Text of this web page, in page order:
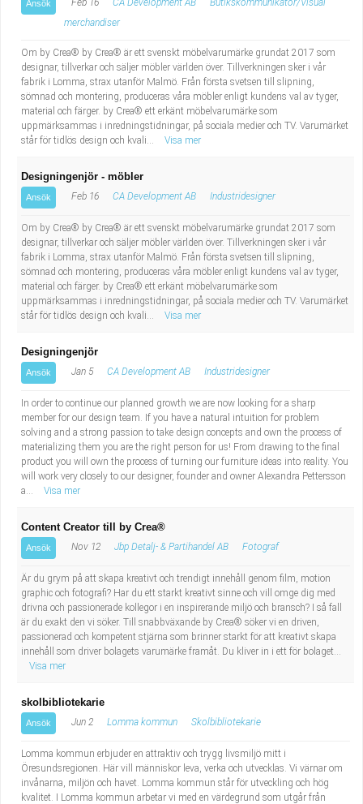
Ansök Feb 16 CA Development AB
Butikskommunikatör/Visual
merchandiser
Om by Crea® by Crea® är ett svenskt möbelvarumärke grundat 2017 som
designar, tillverkar och säljer möbler världen över. Tillverkningen sker i vår
fabrik i Lomma, strax utanför Malmö. Från första svetsen till slipning,
sömnad och montering, produceras våra möbler enligt kundens val av tyger,
material och färger. by Crea® ett erkänt möbelvarumärke som
uppmärksammas i inredningstidningar, på sociala medier och TV. Varumärket
står för tidlös design och kvali...
Visa mer
Designingenjör - möbler
Ansök Feb 16 CA Development AB Industridesigner
Om by Crea® by Crea® är ett svenskt möbelvarumärke grundat 2017 som
designar, tillverkar och säljer möbler världen över. Tillverkningen sker i vår
fabrik i Lomma, strax utanför Malmö. Från första svetsen till slipning,
sömnad och montering, produceras våra möbler enligt kundens val av tyger,
material och färger. by Crea® ett erkänt möbelvarumärke som
uppmärksammas i inredningstidningar, på sociala medier och TV. Varumärket
står för tidlös design och kvali...
Visa mer
Designingenjör
Ansök Jan 5 CA Development AB Industridesigner
In order to continue our planned growth we are now looking for a sharp
member for our design team. If you have a natural intuition for problem
solving and a strong passion to take design concepts and own the process of
materializing them you are the right person for us! From drawing to the final
product you will own the process of turning our furniture ideas into reality. You
will work very closely to our designer, founder and owner Alexandra Pettersson
a...
Visa mer
Content Creator till by Crea®
Ansök Nov 12 Jbp Detalj- & Partihandel AB Fotograf
Är du grym på att skapa kreativt och trendigt innehåll genom film, motion
graphic och fotografi? Har du ett starkt kreativt sinne och vill omge dig med
drivna och passionerade kollegor i en inspirerande miljö och bransch? I så fall
är du exakt den vi söker. Till snabbväxande by Crea® söker vi en driven,
passionerad och kompetent stjärna som brinner starkt för att kreativt skapa
innehåll som driver bolagets varumärke framåt. Du kliver in i ett för bolaget...
Visa mer
skolbibliotekarie
Ansök Jun 2 Lomma kommun Skolbibliotekarie
Lomma kommun erbjuder en attraktiv och trygg livsmiljö mitt i
Öresundsregionen. Här vill människor leva, verka och utvecklas. Vi värnar om
invånarna, miljön och havet. Lomma kommun står för utveckling och hög
kvalitet. I Lomma kommun arbetar vi med en värdegrund som utgår från